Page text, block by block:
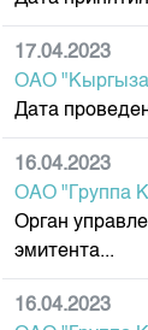
17.04.2023
ОАО
Дата
16.04.2023
ОАО "Группа
Орган
эмитента...
16.04.2023